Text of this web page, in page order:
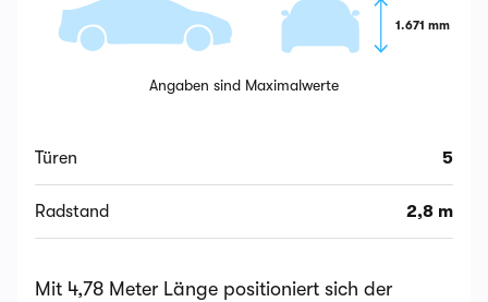
1.671 mm
Angaben sind Maximalwerte
Türen 5
Radstand 2,8 m
Mit 4,78 Meter Länge positioniert sich der